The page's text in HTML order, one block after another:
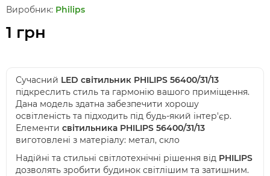
Виробник: Philips
1 грн
Сучасний LED світильник PHILIPS 56400/31/13
підкреслить стиль та гармонію вашого приміщення.
Дана модель здатна забезпечити хорошу
освітленість та підходить під будь-який інтер'єр.
Елементи світильника PHILIPS 56400/31/13
виготовлені з матеріалу: метал, скло
Надійні та стильні світлотехнічні рішення від PHILIPS
дозволять зробити будинок світлішим та затишним.